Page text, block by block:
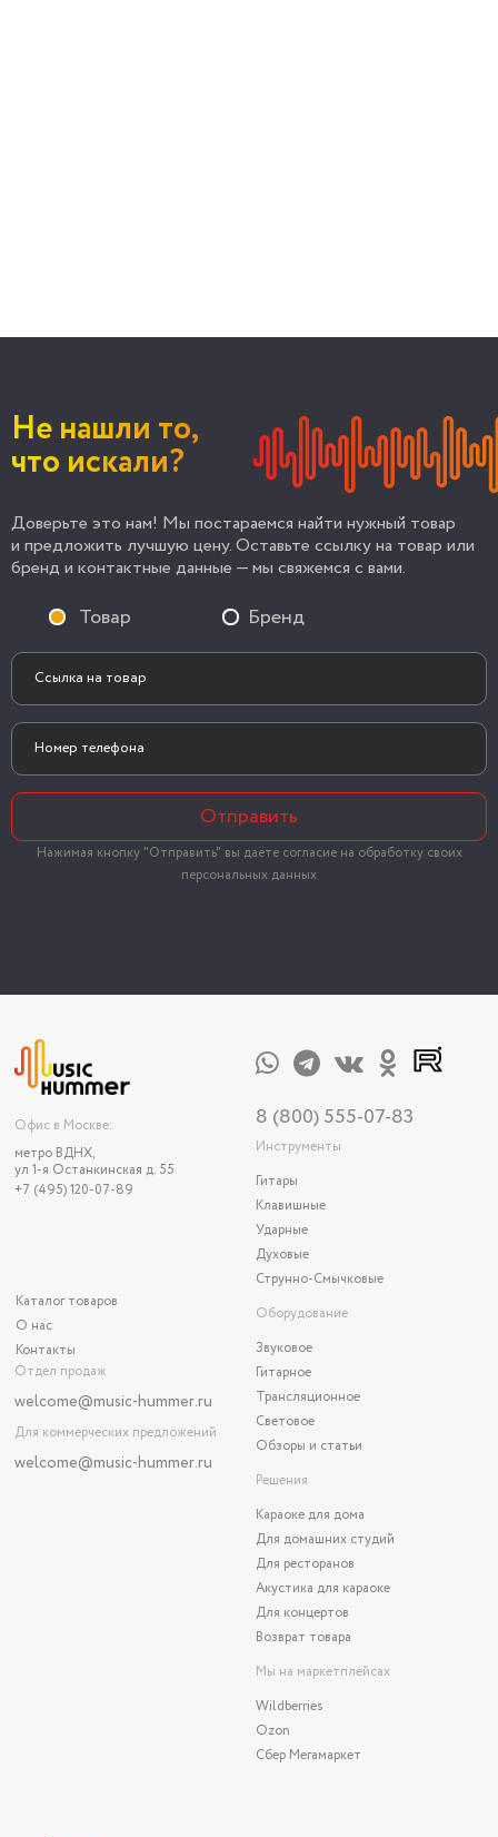
Не нашли то,
что искали?
Доверьте это нам! Мы постараемся найти нужный товар
и предложить лучшую цену. Оставьте ссылку на товар или
бренд и контактные данные — мы свяжемся с вами.
Товар Бренд
Отправить
Нажимая кнопку "Отправить" вы даёте согласие на обработку своих
персональных данных
Офис в Москве:
метро ВДНХ,
ул 1-я Останкинская д. 55
+7 (495) 120-07-89
Каталог товаров
О нас
Контакты
Отдел продаж
welcome@music-hummer.ru
Для коммерческих предложений
welcome@music-hummer.ru
8 (800) 555-07-83
Инструменты
Гитары
Клавишные
Ударные
Духовые
Струнно-Смычковые
Оборудование
Звуковое
Гитарное
Трансляционное
Световое
Обзоры и статьи
Решения
Караоке для дома
Для домашних студий
Для ресторанов
Акустика для караоке
Для концертов
Возврат товара
Мы на маркетплейсах
Wildberries
Ozon
Сбер Мегамаркет